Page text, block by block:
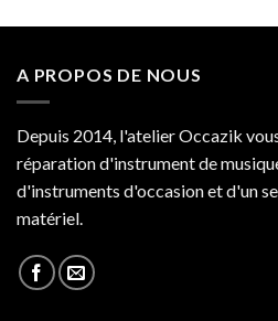
A PROPOS DE NOUS
Depuis 2014, l'atelier Occazik
réparation d'instrument de
d'instruments d'occasion et d'un
matériel.